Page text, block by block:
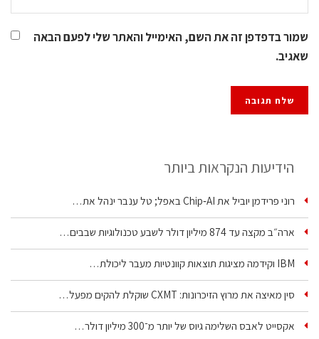
שמור בדפדפן זה את השם, האימייל והאתר שלי לפעם הבאה
שאגיב.
הידיעות הנקראות ביותר
רוני פרידמן יוביל את Chip‑AI באפל; טל ענבר ינהל את…
ארה״ב מקצה עד 874 מיליון דולר לשבע טכנולוגיות שבבים…
IBM וקידמה מציגות תוצאות קוונטיות מעבר ליכולת…
סין מאיצה את מרוץ הזיכרונות: CXMT שוקלת להקים מפעל…
אקסייט לאבס השלימה גיוס של יותר מ־300 מיליון דולר…